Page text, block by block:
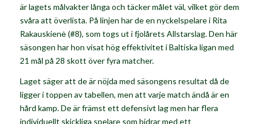
är lagets målvakter långa och täcker målet väl, vilket gör dem
svåra att överlista. På linjen har de en nyckelspelare i Rita
Rakauskienė(#8), som togs ut i fjolårets Allstarslag. Den här
säsongen har hon visat hög effektivitet i Baltiska ligan med
21 mål på 28 skott över fyra matcher.
Laget säger att de är nöjda med säsongens resultat då de
ligger i toppen av tabellen, men att varje match ändå är en
hård kamp. De är främst ett defensivt lag men har flera
individuellt skickliga spelare som bidrar med ett